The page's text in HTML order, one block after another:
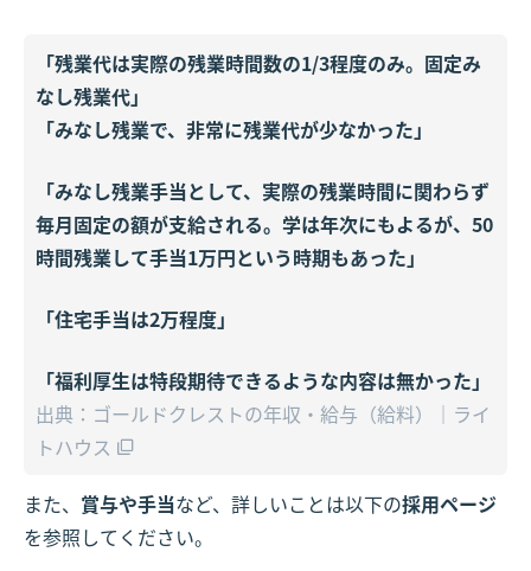
「残業代は実際の残業時間数の1/3程度のみ。固定み
なし残業代」
「みなし残業で、非常に残業代が少なかった」
「みなし残業手当として、実際の残業時間に関わらず
毎月固定の額が支給される。学は年次にもよるが、50
時間残業して手当1万円という時期もあった」
「住宅手当は2万程度」
「福利厚生は特段期待できるような内容は無かった」
出典：ゴールドクレストの年収・給与（給料）｜ライ
トハウス
また、 賞与や手当など、詳しいことは以下の採用ページ
を参照してください。